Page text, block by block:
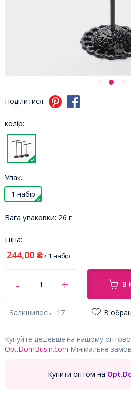
Поділитися:
колір:
Упак.:
1 набір
Вага упаковки: 26 г
Ціна:
244,00 ₴/ 1 набір
В
Залишилось: 17 В
Купуйте дешевше на нашому
Opt.DomBusin.com Мінімальне
Купити оптом на